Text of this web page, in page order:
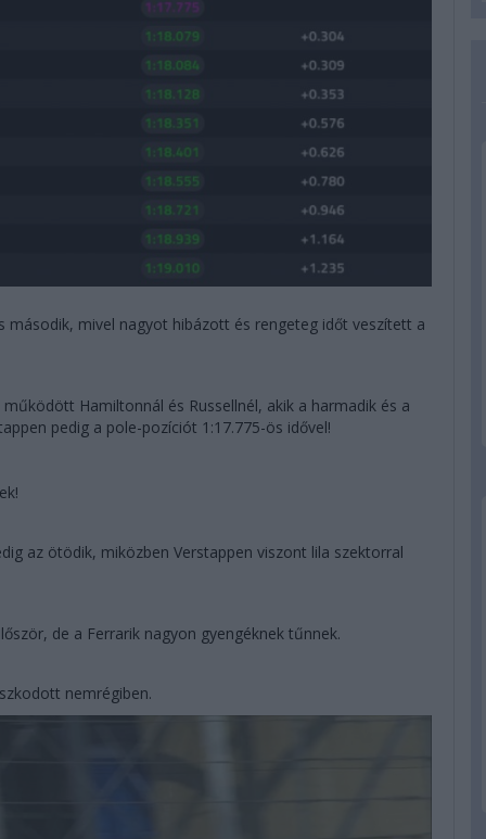
második, mivel nagyot hibázott és rengeteg időt veszített a
Hamiltonnál és Russellnél, akik a harmadik és a
pedig a pole-pozíciót 1:17.775-ös idővel!
az ötödik, miközben Verstappen viszont lila szektorral
de a Ferrarik nagyon gyengéknek tűnnek.
nemrégiben.